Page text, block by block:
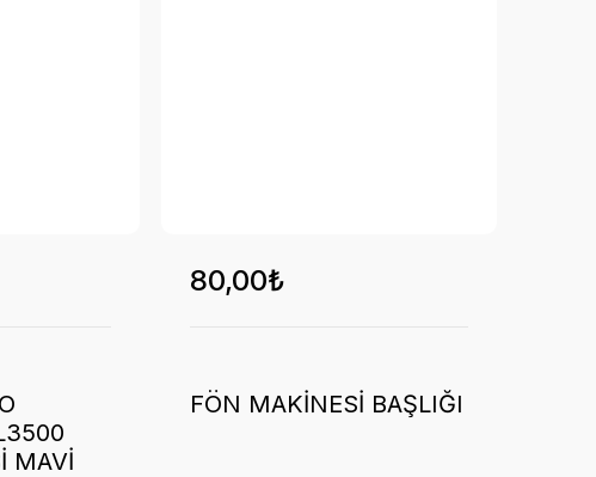
MAVİ
80,00₺
FÖN MAKİNESİ BAŞLIĞI